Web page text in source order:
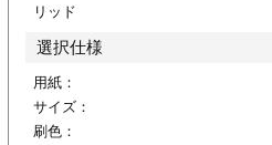
ファイル印刷
印刷
ムカード印刷
ード印刷
リッド
選択仕様
用紙：
サイズ：
刷色：